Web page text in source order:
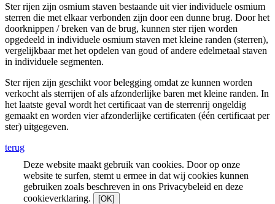
Ster rijen zijn osmium staven bestaande uit vier individuele osmium
sterren die met elkaar verbonden zijn door een dunne brug. Door het
doorknippen / breken van de brug, kunnen ster rijen worden
opgedeeld in individuele osmium staven met kleine randen (sterren),
vergelijkbaar met het opdelen van goud of andere edelmetaal staven
in individuele segmenten.
Ster rijen zijn geschikt voor belegging omdat ze kunnen worden
verkocht als sterrijen of als afzonderlijke baren met kleine randen. In
het laatste geval wordt het certificaat van de sterrenrij ongeldig
gemaakt en worden vier afzonderlijke certificaten (één certificaat per
ster) uitgegeven.
terug
Deze website maakt gebruik van cookies. Door op onze
website te surfen, stemt u ermee in dat wij cookies kunnen
gebruiken zoals beschreven in ons Privacybeleid en deze
cookieverklaring.
[OK]